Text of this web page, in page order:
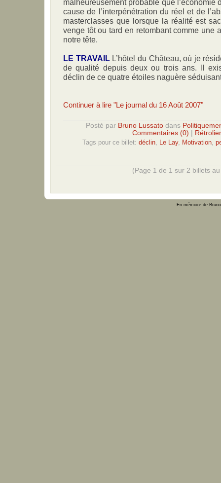
malheureusement probable que l’économie
cause de l’interpénétration du réel et de
masterclasses que lorsque la réalité est
venge tôt ou tard en retombant comme une
notre tête.
LE TRAVAIL L’hôtel du Château, où je
de qualité depuis deux ou trois ans. Il
déclin de ce quatre étoiles naguère
Continuer à lire "Le journal du 16 Août 2007"
Posté par Bruno Lussato dans
Commentaires (0)
Tags pour ce billet: déclin Le Lay, Motivation
(Page 1 de 1 sur 2 billets
En mémoire de